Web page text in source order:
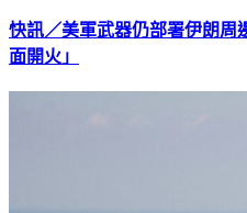
快訊／美軍武器仍部署伊朗周
面開火」